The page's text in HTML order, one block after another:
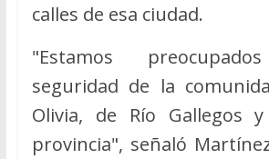
calles de esa ciudad.
"Estamos
seguridad de la
Olivia, de Río Gallegos
provincia", señaló